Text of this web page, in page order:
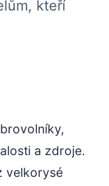
kteří
a zdroje.
velkorysé